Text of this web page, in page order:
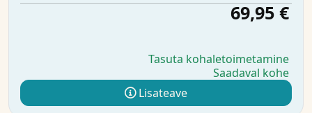
69,95 €
Tasuta kohaletoimetamine
Saadaval kohe
Lisateave